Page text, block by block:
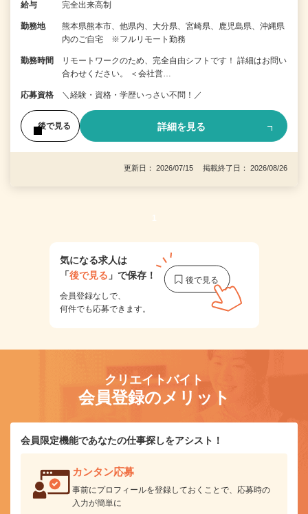
給与 完全出来高制
勤務地
熊本県熊本市、他県内、大分県、宮崎県、鹿児島県、沖縄県
内のご自宅 ※フルリモート勤務
勤務時間
リモートワークのため、完全自由シフトです！ 詳細はお問い
合わせください。 ＜会社営…
応募資格 ＼経験・資格・学歴いっさい不問！／
後で見る 詳細を見る
更新日： 2026/07/15 掲載終了日： 2026/08/26
1
気になる求人は
「後で見る 」で保存！
会員登録なしで、
何件でも応募できます。
クリエイトバイト
会員登録のメリット
会員限定機能であなたの仕事探しをアシスト！
カンタン応募
事前にプロフィールを登録しておくことで、応募時の
入力が簡単に